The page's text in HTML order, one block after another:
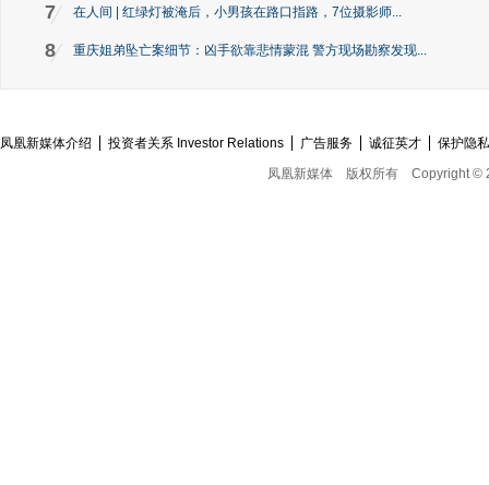
7 在人间 | 红绿灯被淹后，小男孩在路口指路，7位摄影师...
8 重庆姐弟坠亡案细节：凶手欲靠悲情蒙混 警方现场勘察发现...
凤凰新媒体介绍 投资者关系 Investor Relations 广告服务 诚征英才
保护隐
凤凰新媒体
版权所有 Copyright ©